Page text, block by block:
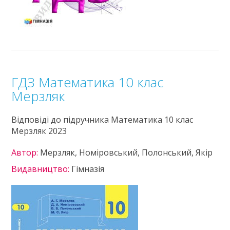
ГДЗ Математика 10 клас
Мерзляк
Відповіді до підручника Математика 10 клас
Мерзляк 2023
Автор: Мерзляк, Номіровський, Полонський, Якір
Видавництво: Гімназія